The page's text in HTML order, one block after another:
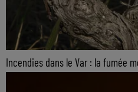
Incendies dans le Var : la fumée